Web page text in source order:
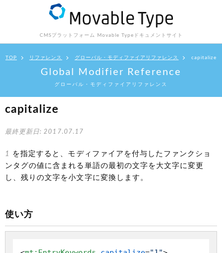
CMSプラットフォーム Movable Type ドキュメントサイト
TOP リファレンス グローバル・モディファイアリファレンス capitalize
Global Modifier Reference
グローバル・モディファイアリファレンス
capitalize
最終更新日: 2017.07.17
1
を指定すると、モディファイアを付与したファンクショ
ンタグの値に含まれる単語の最初の文字を大文字に変更
し、残りの文字を小文字に変換します。
使い方